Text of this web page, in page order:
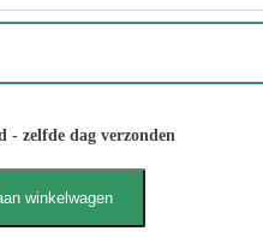
- zelfde dag verzonden
winkelwagen